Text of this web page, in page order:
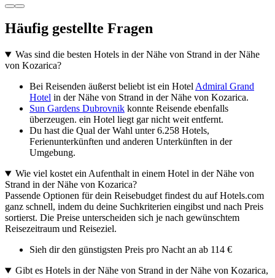
Häufig gestellte Fragen
Was sind die besten Hotels in der Nähe von Strand in der Nähe
von Kozarica?
Bei Reisenden äußerst beliebt ist ein Hotel Admiral Grand
Hotel in der Nähe von Strand in der Nähe von Kozarica.
Sun Gardens Dubrovnik konnte Reisende ebenfalls
überzeugen. ein Hotel liegt gar nicht weit entfernt.
Du hast die Qual der Wahl unter 6.258 Hotels,
Ferienunterkünften und anderen Unterkünften in der
Umgebung.
Wie viel kostet ein Aufenthalt in einem Hotel in der Nähe von
Strand in der Nähe von Kozarica?
Passende Optionen für dein Reisebudget findest du auf Hotels.com
ganz schnell, indem du deine Suchkriterien eingibst und nach Preis
sortierst. Die Preise unterscheiden sich je nach gewünschtem
Reisezeitraum und Reiseziel.
Sieh dir den günstigsten Preis pro Nacht an ab 114 €
Gibt es Hotels in der Nähe von Strand in der Nähe von Kozarica,